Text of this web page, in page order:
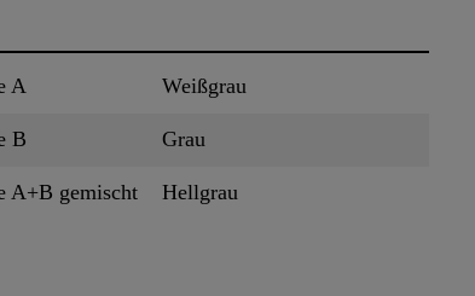
A Weißgrau
B Grau
A+B gemischt Hellgrau